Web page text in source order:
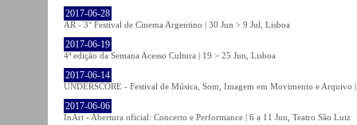
2017-06-28
AR - 3° Festival de Cinema Argentino | 30 Jun > 9 Jul, Lisboa
2017-06-19
4ª edição da Semana Acesso Cultura | 19 > 25 Jun, Lisboa
2017-06-14
UNDERSCORE - Festival de Música, Som, Imagem em Movimento e Arquivo
2017-06-06
InArt - Abertura oficial: Concerto e Performance | 6 a 11 Jun, Teatro São Luiz